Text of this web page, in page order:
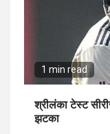
1 min read
श्रीलंका टेस्ट
झटका